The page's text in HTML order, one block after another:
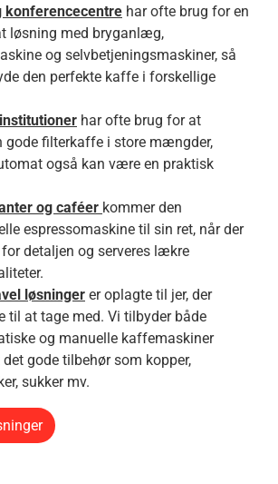
konferencecentre har ofte brug for en
løsning med bryganlæg,
og selvbetjeningsmaskiner, så
den perfekte kaffe i forskellige
har ofte brug for at
gode filterkaffe i store mængder,
også kan være en praktisk
og caféer kommer den
espressomaskine til sin ret, når der
detaljen og serveres lækre
løsninger er oplagte til jer, der
til at tage med. Vi tilbyder både
og manuelle kaffemaskiner
gode tilbehør som kopper,
sukker mv.